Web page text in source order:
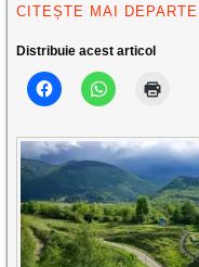
CITEȘTE MAI DEPARTE
Distribuie acest articol